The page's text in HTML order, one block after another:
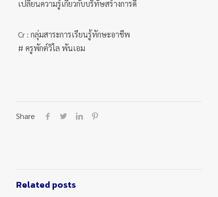
เปลี่ยนความรู้เกี่ยวกับบริทัษสร้างการดี
Cr : กลุ่มสาระการเรียนรู้ทักษะอาชีพ
# ครูพักต์วิไล พันเอม
Share
Related posts